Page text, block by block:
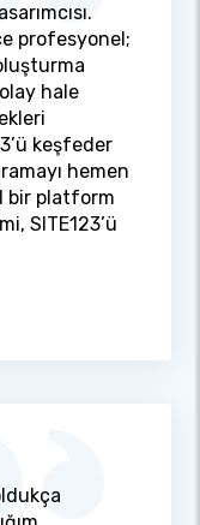
profesyonel;
hale
keşfeder
hemen
bir platform
SITE123’ü